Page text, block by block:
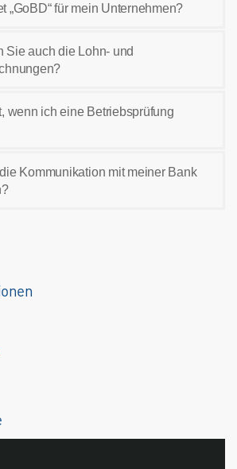
„GoBD“ für mein Unternehmen?
Sie auch die Lohn- und
wenn ich eine Betriebsprüfung
Kommunikation mit meiner Bank